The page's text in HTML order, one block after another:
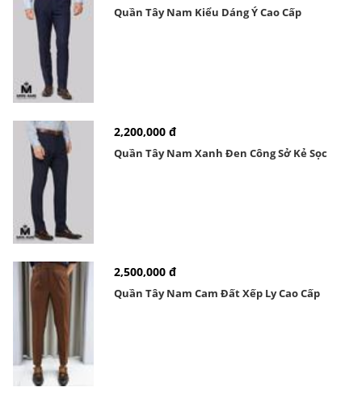
Quần Tây Nam Kiểu Dáng Ý Cao Cấp
2,200,000 đ
Quần Tây Nam Xanh Đen Công Sở Kẻ Sọc
2,500,000 đ
Quần Tây Nam Cam Đất Xếp Ly Cao Cấp